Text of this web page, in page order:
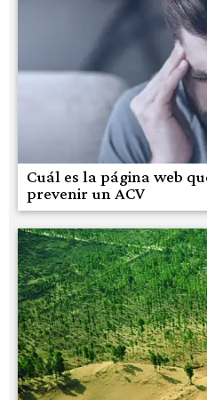
Cuál es la página web
prevenir un ACV